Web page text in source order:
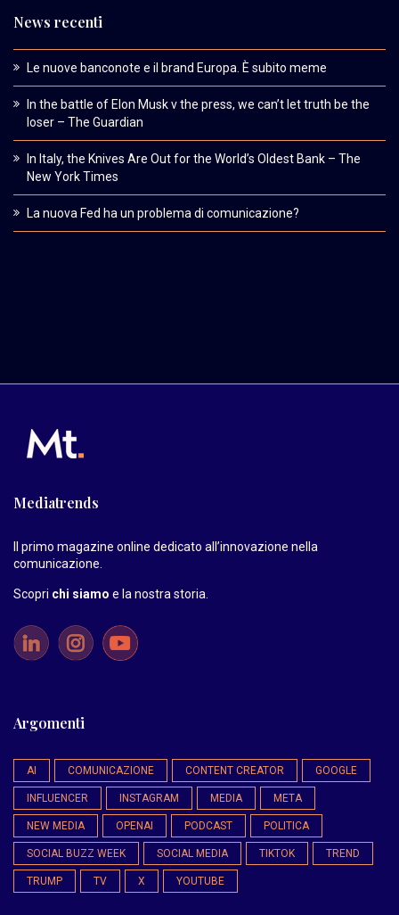
News recenti
Le nuove banconote e il brand Europa. È subito meme
In the battle of Elon Musk v the press, we can’t let truth be the
loser – The Guardian
In Italy, the Knives Are Out for the World’s Oldest Bank – The
New York Times
La nuova Fed ha un problema di comunicazione?
Mediatrends
Il primo magazine online dedicato all’innovazione nella
comunicazione.
Scopri chi siamo e la nostra storia
Argomenti
AI COMUNICAZIONE CONTENT CREATOR GOOGLE
INFLUENCER INSTAGRAM MEDIA META
NEW MEDIA OPENAI PODCAST POLITICA
SOCIAL BUZZ WEEK SOCIAL MEDIA TIKTOK TREND
TRUMP TV X YOUTUBE